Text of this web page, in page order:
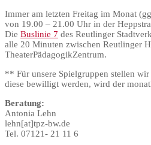
Immer am letzten Freitag im Monat
von 19.00 – 21.00 Uhr in der
Die Buslinie 7 des Reutlinger
alle 20 Minuten zwischen Reutlinger
TheaterPädagogikZentrum.
** Für unsere Spielgruppen stellen
diese bewilligt werden, wird der
Beratung:
Antonia Lehn
lehn[at]tpz-bw.de
Tel. 07121- 21 11 6